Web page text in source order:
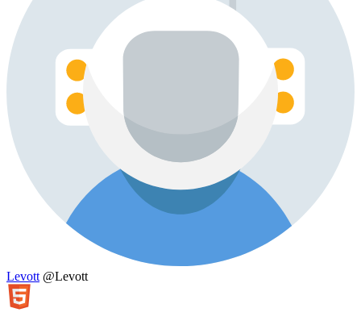
Levott @Levott